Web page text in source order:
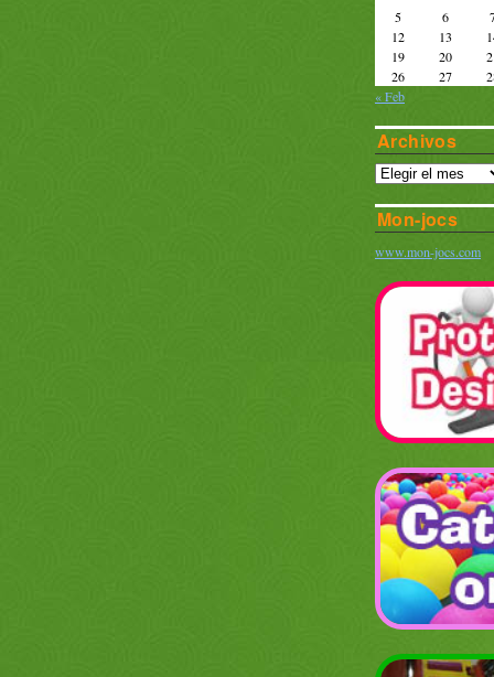
5 6
12
13
19
20
26
27
« Feb
Archivos
Mon-jocs
www.mon-jocs.com